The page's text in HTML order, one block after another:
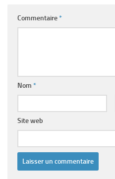
Commentaire*
Nom *
Site web